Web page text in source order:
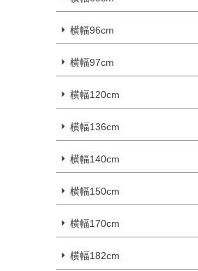
横幅96cm
横幅97cm
横幅120cm
横幅136cm
横幅140cm
横幅150cm
横幅170cm
横幅182cm